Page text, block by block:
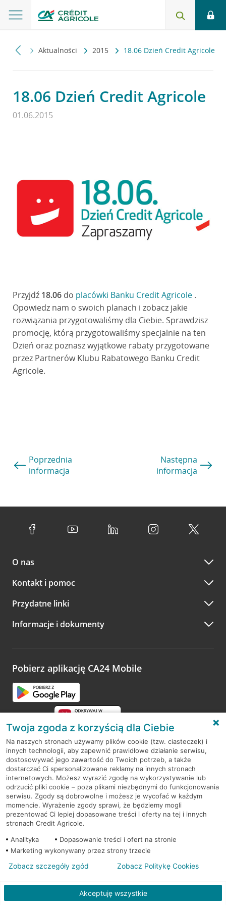
Aktualności 2015 18.06 Dzień Credit Agricole
18.06 Dzień Credit Agricole
01.06.2015
Przyjdź 18.06 do placówki Banku Credit Agricole .
Opowiedz nam o swoich planach i zobacz jakie
rozwiązania przygotowaliśmy dla Ciebie. Sprawdzisz
promocję, którą przygotowaliśmy specjalnie na ten
Dzień oraz poznasz wyjątkowe rabaty przygotowane
przez Partnerów Klubu Rabatowego Banku Credit
Agricole.
Poprzednia
informacja
Następna
informacja
O nas
Kontakt i pomoc
Przydatne linki
Informacje i dokumenty
Pobierz aplikację CA24 Mobile
RODO
Regulamin serwisu
Mapa serwisu
PolitykaCookies
© 2026 Credit Agricole Bank Polska S.A. Wszelkie prawa zastrzeżone
Twoja zgoda z korzyścią dla Ciebie
Na naszych stronach używamy plików cookie (tzw. ciasteczek) i
innych technologii, aby zapewnić prawidłowe działanie serwisu,
dostosowywać jego zawartość do Twoich potrzeb, a także
dostarczać Ci spersonalizowane reklamy na innych stronach
internetowych. Możesz wyrazić zgodę na wykorzystywanie lub
odrzucić pliki cookie – poza plikami niezbędnymi do funkcjonowania
serwisu. Zgody są dobrowolne i możesz je wycofać w każdym
momencie. Wyrażenie zgody sprawi, że będziemy mogli
prezentować Ci lepiej dopasowane treści i oferty na tej i innych
stronach Credit Agricole.
Analityka
Dopasowanie treści i ofert na stronie
Marketing wykonywany przez strony trzecie
Akceptuję wszystkie
Zobacz szczegóły zgód Zobacz Politykę Cookies